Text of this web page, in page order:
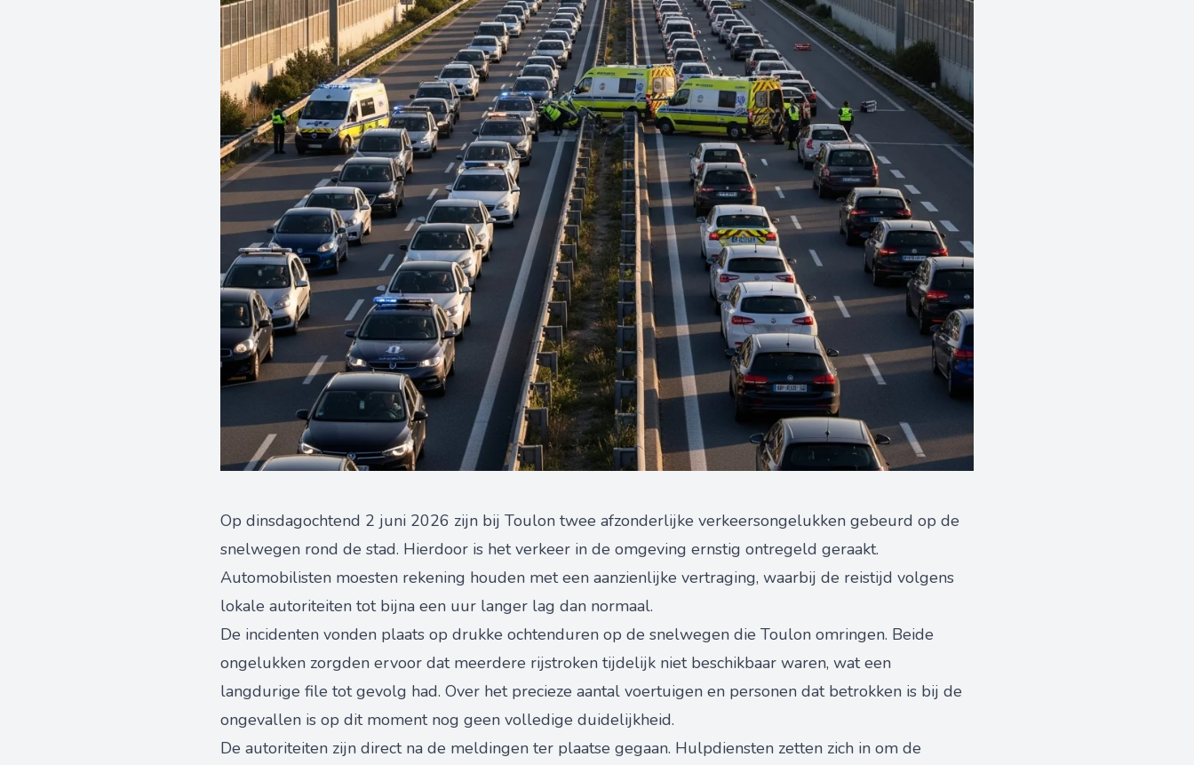
Op dinsdagochtend 2 juni 2026 zijn bij Toulon twee afzonderlijke verkeersongelukken gebeurd op de
snelwegen rond de stad. Hierdoor is het verkeer in de omgeving ernstig ontregeld geraakt.
Automobilisten moesten rekening houden met een aanzienlijke vertraging, waarbij de reistijd volgens
lokale autoriteiten tot bijna een uur langer lag dan normaal.
De incidenten vonden plaats op drukke ochtenduren op de snelwegen die Toulon omringen. Beide
ongelukken zorgden ervoor dat meerdere rijstroken tijdelijk niet beschikbaar waren, wat een
langdurige file tot gevolg had. Over het precieze aantal voertuigen en personen dat betrokken is bij de
ongevallen is op dit moment nog geen volledige duidelijkheid.
De autoriteiten zijn direct na de meldingen ter plaatse gegaan. Hulpdiensten zetten zich in om de